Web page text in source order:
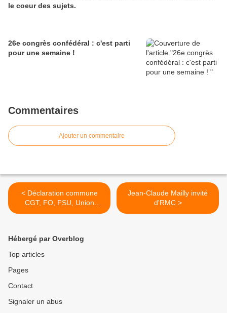
le coeur des sujets.
26e congrès confédéral : c'est parti
pour une semaine !
Commentaires
Ajouter un commentaire
< Déclaration commune
CGT, FO, FSU, Union
syndicale Solidaires, UNEF,
Jean-Claude Mailly invité
d'RMC >
Hébergé par Overblog
Top articles
Pages
Contact
Signaler un abus